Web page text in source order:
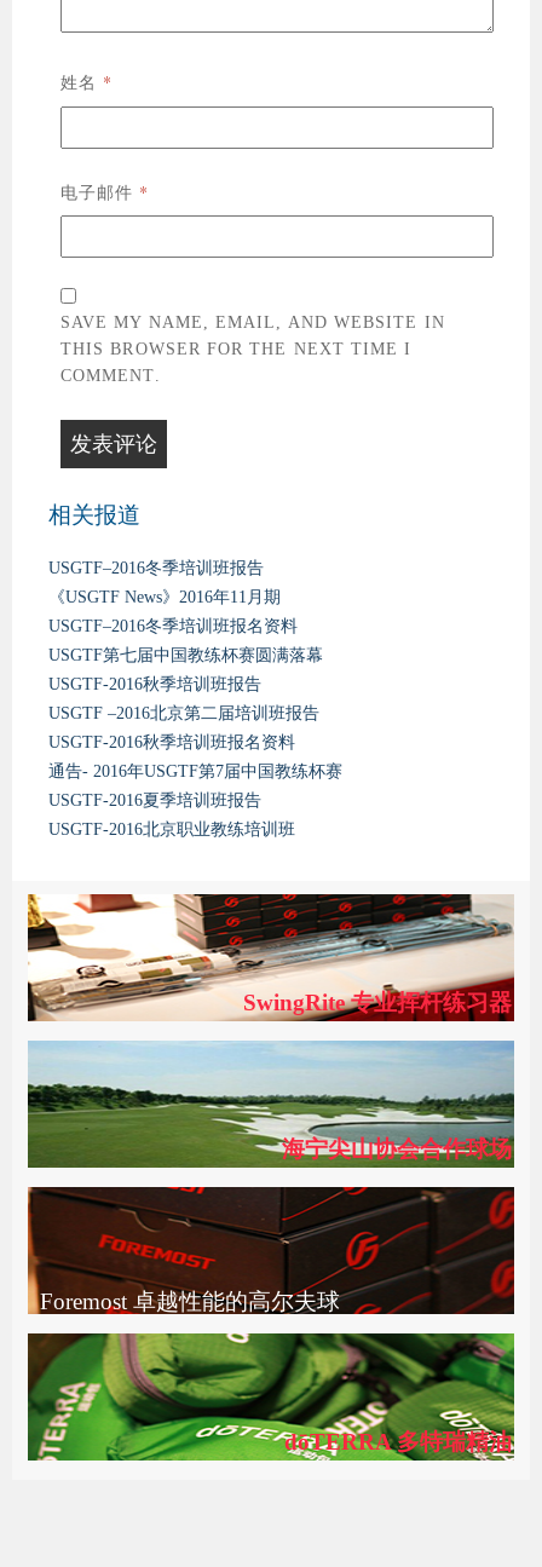
姓名 *
电子邮件 *
SAVE MY NAME, EMAIL, AND WEBSITE IN
THIS BROWSER FOR THE NEXT TIME I
COMMENT.
相关报道
USGTF–2016冬季培训班报告
《USGTF News》2016年11月期
USGTF–2016冬季培训班报名资料
USGTF第七届中国教练杯赛圆满落幕
USGTF-2016秋季培训班报告
USGTF –2016北京第二届培训班报告
USGTF-2016秋季培训班报名资料
通告- 2016年USGTF第7届中国教练杯赛
USGTF-2016夏季培训班报告
USGTF-2016北京职业教练培训班
SwingRite 专业挥杆练习器
海宁尖山协会合作球场
Foremost 卓越性能的高尔夫球
dōTERRA 多特瑞精油